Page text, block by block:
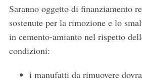
Saranno oggetto di finanziamento
sostenute per la rimozione e lo
in cemento-amianto nel rispetto
condizioni:
i manufatti da rimuovere